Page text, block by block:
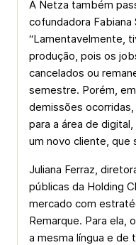
A Netza também
cofundadora
“Lamentavelmente,
produção, pois os
cancelados ou
semestre. Porém,
demissões
para a área de
um novo cliente, que
Juliana Ferraz,
públicas da Holding
mercado com
Remarque. Para ela,
a mesma língua e de